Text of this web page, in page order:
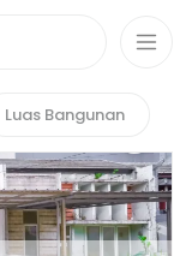
Luas Bangunan